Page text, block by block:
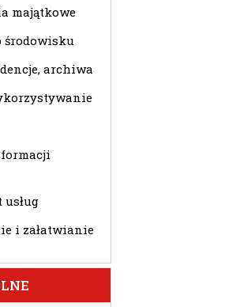
majątkowe
środowisku
archiwa
i załatwianie